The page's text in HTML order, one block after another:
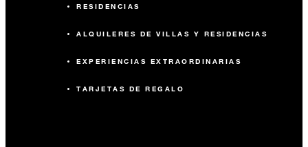
RESIDENCIAS
ALQUILERES DE VILLAS Y RESIDENCIAS
EXPERIENCIAS EXTRAORDINARIAS
TARJETAS DE REGALO